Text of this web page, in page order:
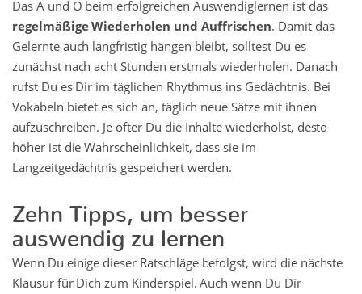
Das A und O beim erfolgreichen Auswendiglernen ist das
regelmäßige Wiederholen und Auffrischen. Damit das
Gelernte auch langfristig hängen bleibt, solltest Du es
zunächst nach acht Stunden erstmals wiederholen. Danach
rufst Du es Dir im täglichen Rhythmus ins Gedächtnis. Bei
Vokabeln bietet es sich an, täglich neue Sätze mit ihnen
aufzuschreiben. Je öfter Du die Inhalte wiederholst, desto
höher ist die Wahrscheinlichkeit, dass sie im
Langzeitgedächtnis gespeichert werden.
Zehn Tipps, um besser
auswendig zu lernen
Wenn Du einige dieser Ratschläge befolgst, wird die nächste
Klausur für Dich zum Kinderspiel. Auch wenn Du Dir